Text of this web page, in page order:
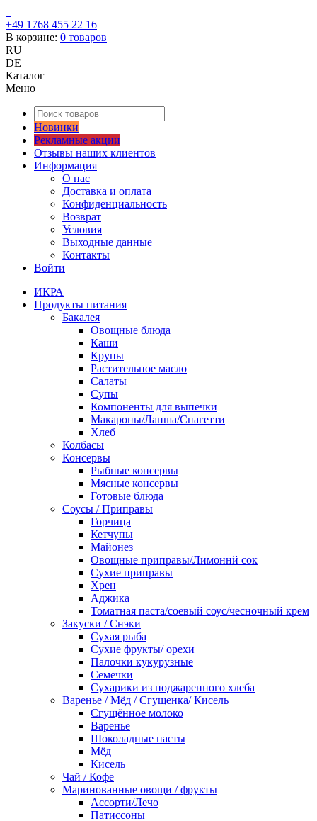
+49 1768 455 22 16
В корзине: 0 товаров
RU
DE
Каталог
Меню
Новинки
Рекламные акции
Отзывы наших клиентов
Информация
О нас
Доставка и оплата
Конфиденциальность
Возврат
Условия
Выходные данные
Контакты
Войти
ИКРА
Продукты питания
Бакалея
Овощные блюда
Каши
Крупы
Растительное масло
Салаты
Супы
Компоненты для выпечки
Макароны/Лапша/Спагетти
Хлеб
Колбасы
Консервы
Рыбные консервы
Мясные консервы
Готовые блюда
Соусы / Приправы
Горчица
Кетчупы
Майонез
Овощные приправы/Лимоннй сок
Сухие приправы
Хрен
Аджика
Томатная паста/соевый соус/чесночный крем
Закуски / Снэки
Сухая рыба
Сухие фрукты/ орехи
Палочки кукурузные
Семечки
Сухарики из поджаренного хлеба
Варенье / Мёд / Сгущенка/ Кисель
Сгущённое молоко
Варенье
Шоколадные пасты
Мёд
Кисель
Чай / Кофе
Маринованные овощи / фрукты
Ассорти/Лечо
Патиссоны